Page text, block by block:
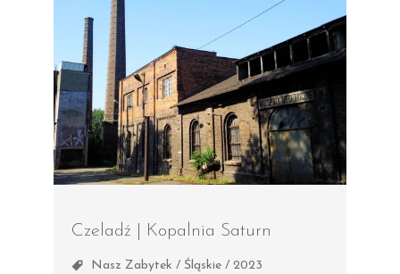
Czeladź | Kopalnia Saturn
Nasz Zabytek / Śląskie / 2023